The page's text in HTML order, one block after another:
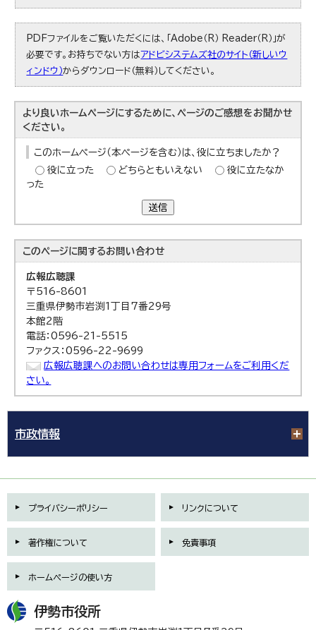
PDFファイルをご覧いただくには、「Adobe（R） Reader（R）」が
必要です。お持ちでない方は アドビシステムズ社のサイト（新しいウ
ィンドウ）からダウンロード（無料）してください。
より良いホームページにするために、ページのご感想をお聞かせ
ください。
このホームページ（本ページを含む）は、役に立ちましたか？
役に立った
どちらともいえない
役に立たなか
った
送信
このページに関するお問い合わせ
広報広聴課
〒516-8601
三重県伊勢市岩渕1丁目7番29号
本館2階
電話：0596-21-5515
ファクス：0596-22-9699
広報広聴課へのお問い合わせは専用フォームをご利用くだ
さい。
市政情報
プライバシーポリシー リンクについて
著作権について 免責事項
ホームページの使い方
伊勢市役所